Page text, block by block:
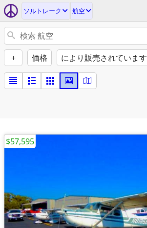
ソルトレーク 航空
+ 価格 により販売されています
$57,595